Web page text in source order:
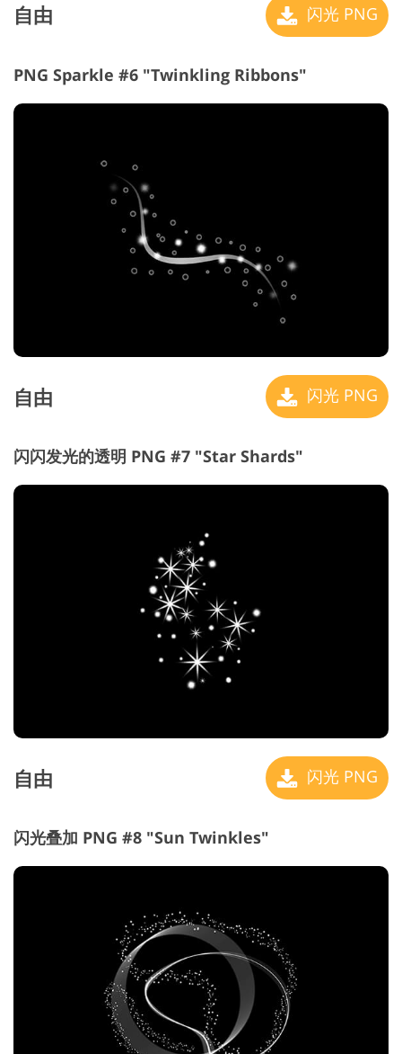
自由 闪光 PNG
PNG Sparkle #6 "Twinkling Ribbons"
自由 闪光 PNG
闪闪发光的透明 PNG #7 "Star Shards"
自由 闪光 PNG
闪光叠加 PNG #8 "Sun Twinkles"